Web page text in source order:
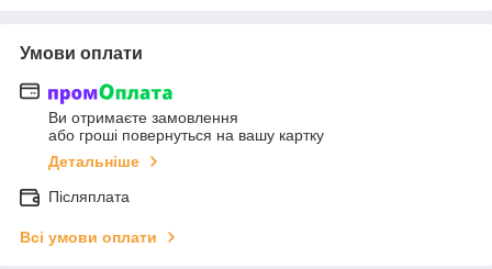
Умови оплати
Ви отримаєте замовлення
або гроші повернуться на вашу картку
Детальніше
Післяплата
Всі умови оплати